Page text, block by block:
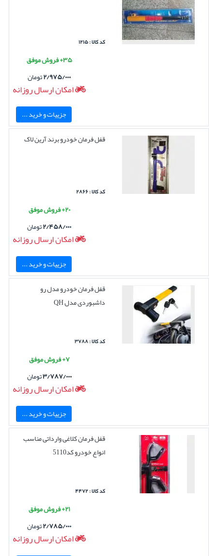
کد کالا : ۱۲۱۵
۳۵+ فروش موفق
۲/۹۷۵/۰۰۰تومان
امکان ارسال روزانه
جزییات و خرید ...
قفل فرمان خودرو برند آرین لاک
کد کالا : ۲۸۶۶
۲۰+ فروش موفق
۲/۴۵۸/۰۰۰تومان
امکان ارسال روزانه
جزییات و خرید ...
قفل فرمان خودرو مدل رو
داشبوردی مدل QH
کد کالا : ۳۷۸۸
۷+ فروش موفق
۳/۷۸۷/۰۰۰تومان
امکان ارسال روزانه
جزییات و خرید ...
قفل فرمان کلاغی وارداتی مناسب
انواع خودرو کد5110
کد کالا : ۴۴۷۲
۲۱+ فروش موفق
۲/۷۸۵/۰۰۰تومان
امکان ارسال روزانه